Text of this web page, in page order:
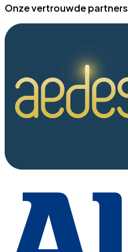
Onze vertrouwde partners